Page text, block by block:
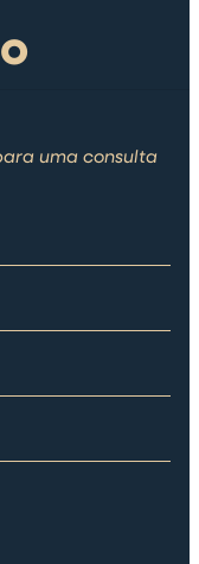
uma consulta